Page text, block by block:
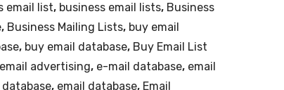
email list, business email lists, Business
, Business Mailing Lists, buy email
, buy email database, Buy Email List
advertising, e-mail database, email
database, email database, Email